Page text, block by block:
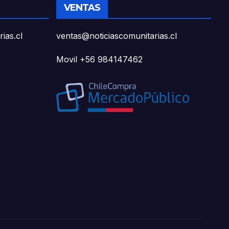
VENTAS
ventas@noticiascomunitarias.cl
Movil +56 984147462